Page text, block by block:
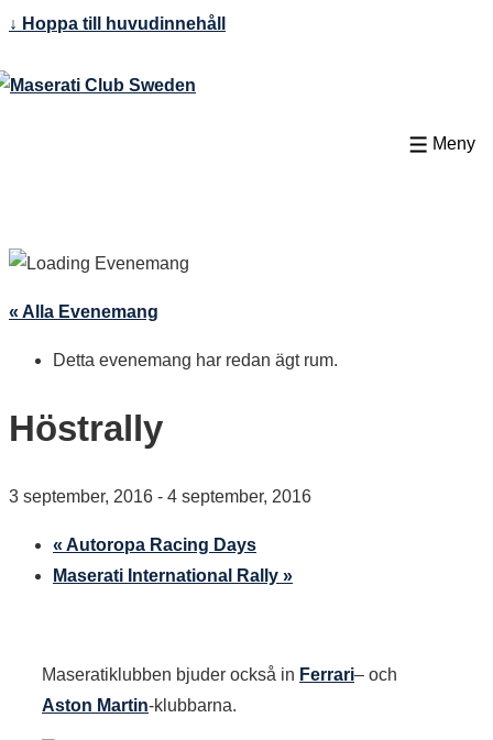
↓ Hoppa till huvudinnehåll
Meny
« Alla Evenemang
Detta evenemang har redan ägt rum.
Höstrally
3 september, 2016 - 4 september, 2016
« Autoropa Racing Days
Maserati International Rally »
Maseratiklubben bjuder också in Ferrari– och
Aston Martin-klubbarna.